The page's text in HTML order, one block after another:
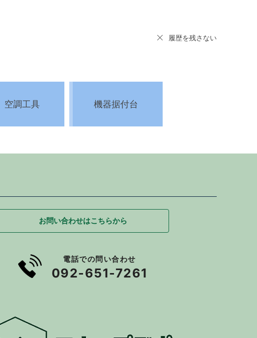
履歴を残さない
空調工具 機器据付台
お問い合わせはこちらから
電話での問い合わせ
092-651-7261